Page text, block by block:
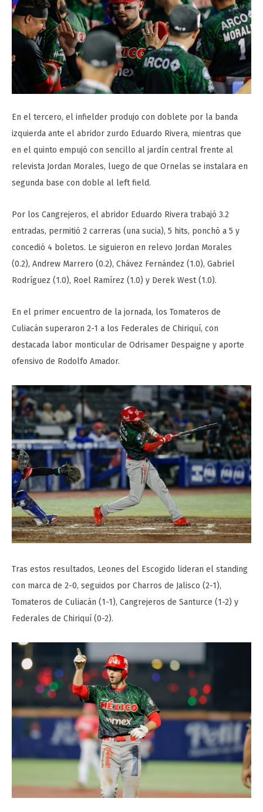
En el tercero, el infielder produjo con doblete por la banda
izquierda ante el abridor zurdo Eduardo Rivera, mientras que
en el quinto empujó con sencillo al jardín central frente al
relevista Jordan Morales, luego de que Ornelas se instalara en
segunda base con doble al left field.
Por los Cangrejeros, el abridor Eduardo Rivera trabajó 3.2
entradas, permitió 2 carreras (una sucia), 5 hits, ponchó a 5 y
concedió 4 boletos. Le siguieron en relevo Jordan Morales
(0.2), Andrew Marrero (0.2), Chávez Fernández (1.0), Gabriel
Rodríguez (1.0), Roel Ramírez (1.0) y Derek West (1.0).
En el primer encuentro de la jornada, los Tomateros de
Culiacán superaron 2-1 a los Federales de Chiriquí, con
destacada labor monticular de Odrisamer Despaigne y aporte
ofensivo de Rodolfo Amador.
Tras estos resultados, Leones del Escogido lideran el standing
con marca de 2-0, seguidos por Charros de Jalisco (2-1),
Tomateros de Culiacán (1-1), Cangrejeros de Santurce (1-2) y
Federales de Chiriquí (0-2).